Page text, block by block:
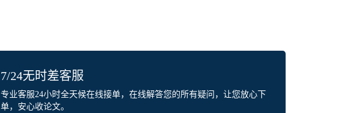
7/24无时差客服
专业客服24小时全天候在线接单，在线解答您的所有疑问，让您放心下
单，安心收论文。